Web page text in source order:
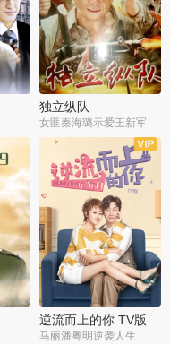
独立纵队
女匪秦海璐示爱王新军
全43集
逆流而上的你 TV版
马丽潘粤明逆袭人生